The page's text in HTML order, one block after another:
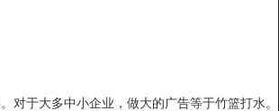
对于大多中小企业，做大的广告等于竹篮打水。